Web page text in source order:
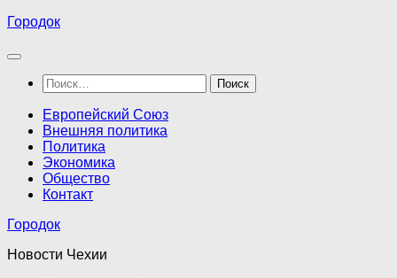
Перейти
содержимому
Городок
Найти:
Европейский Союз
Внешняя политика
Политика
Экономика
Общество
Контакт
Городок
Новости Чехии